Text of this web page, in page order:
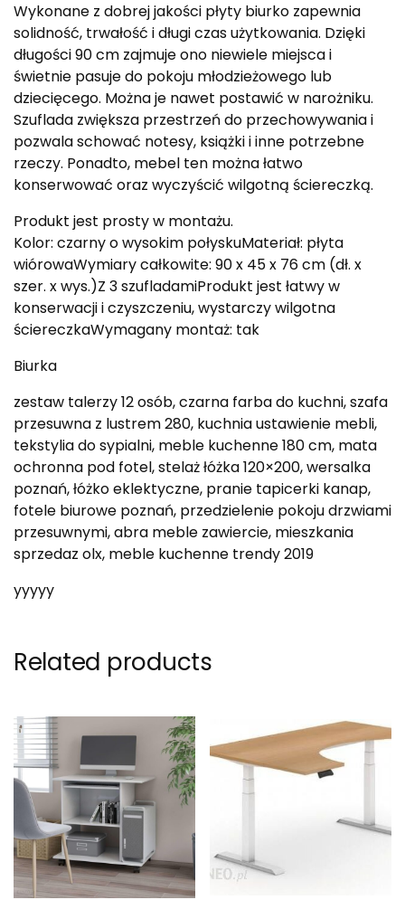
Wykonane z dobrej jakości płyty biurko zapewnia
solidność, trwałość i długi czas użytkowania. Dzięki
długości 90 cm zajmuje ono niewiele miejsca i
świetnie pasuje do pokoju młodzieżowego lub
dziecięcego. Można je nawet postawić w narożniku.
Szuflada zwiększa przestrzeń do przechowywania i
pozwala schować notesy, książki i inne potrzebne
rzeczy. Ponadto, mebel ten można łatwo
konserwować oraz wyczyścić wilgotną ściereczką.
Produkt jest prosty w montażu.
Kolor: czarny o wysokim połyskuMateriał: płyta
wiórowaWymiary całkowite: 90 x 45 x 76 cm (dł. x
szer. x wys.)Z 3 szufladamiProdukt jest łatwy w
konserwacji i czyszczeniu, wystarczy wilgotna
ściereczkaWymagany montaż: tak
Biurka
zestaw talerzy 12 osób, czarna farba do kuchni, szafa
przesuwna z lustrem 280, kuchnia ustawienie mebli,
tekstylia do sypialni, meble kuchenne 180 cm, mata
ochronna pod fotel, stelaż łóżka 120×200, wersalka
poznań, łóżko eklektyczne, pranie tapicerki kanap,
fotele biurowe poznań, przedzielenie pokoju drzwiami
przesuwnymi, abra meble zawiercie, mieszkania
sprzedaz olx, meble kuchenne trendy 2019
yyyyy
Related products